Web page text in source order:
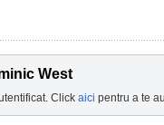
West
Click aici pentru a te